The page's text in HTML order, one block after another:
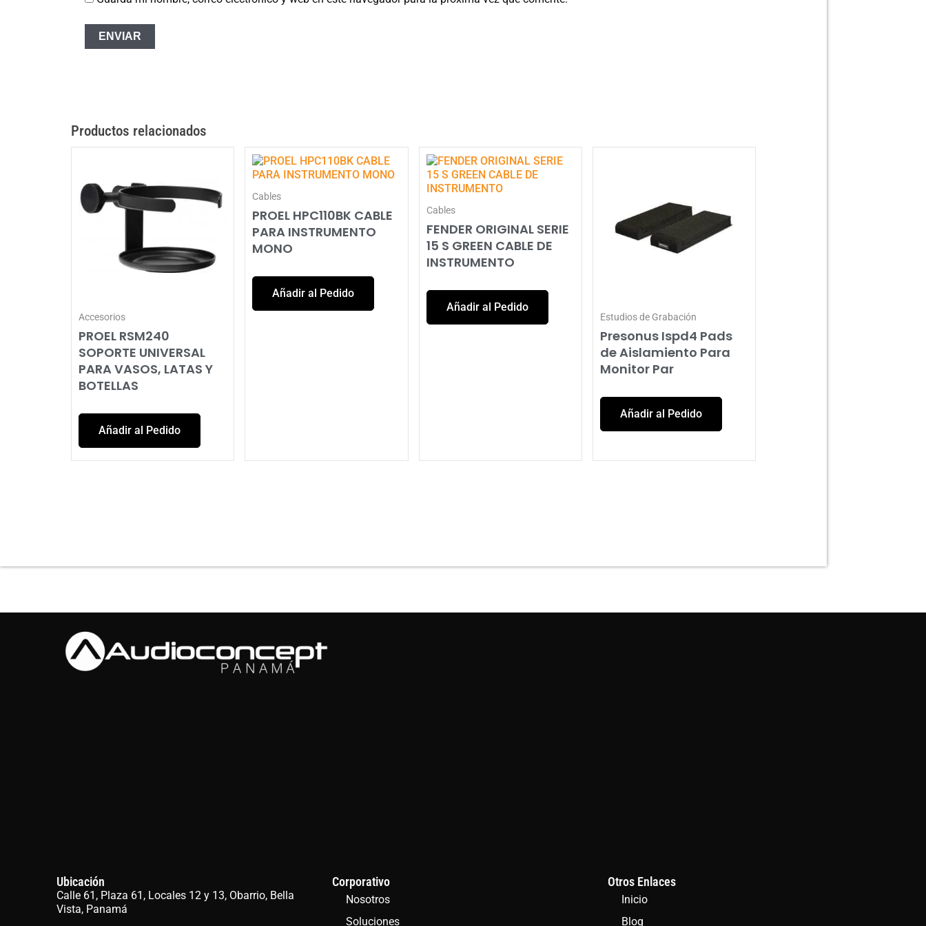
Productos relacionados
Accesorios
PROEL RSM240
SOPORTE UNIVERSAL
PARA VASOS, LATAS Y
BOTELLAS
Añadir al Pedido
Cables
PROEL HPC110BK CABLE
PARA INSTRUMENTO
MONO
Añadir al Pedido
Cables
FENDER ORIGINAL SERIE
15 S GREEN CABLE DE
INSTRUMENTO
Añadir al Pedido
Estudios de Grabación
Presonus Ispd4 Pads
de Aislamiento Para
Monitor Par
Añadir al Pedido
Ubicación
Calle 61, Plaza 61, Locales 12 y 13, Obarrio, Bella
Vista, Panamá
Corporativo
Nosotros
Soluciones
Otros Enlaces
Inicio
Blog